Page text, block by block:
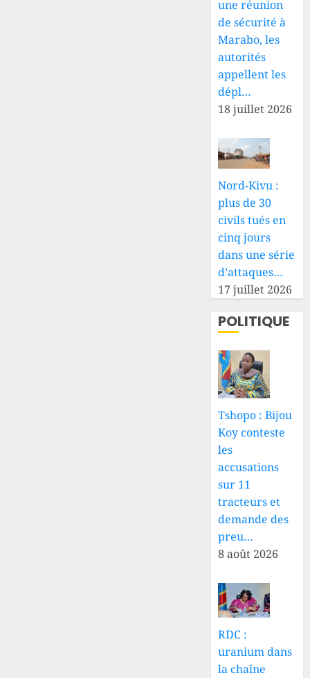
une réunion
de sécurité à
Marabo, les
autorités
appellent les
dépl…
18 juillet 2026
Nord-Kivu :
plus de 30
civils tués en
cinq jours
dans une série
d’attaques…
17 juillet 2026
POLITIQUE
Tshopo : Bijou
Koy conteste
les
accusations
sur 11
tracteurs et
demande des
preu…
8 août 2026
RDC :
uranium dans
la chaîne